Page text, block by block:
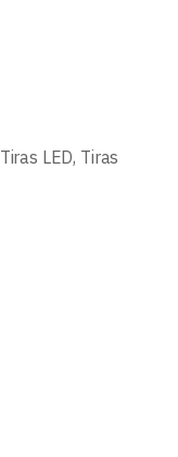
Tiras LED, Tiras